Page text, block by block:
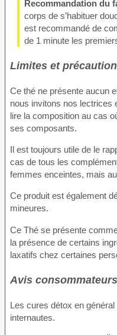
Recommandation du
corps de s’habituer
est recommandé de
de 1 minute les
Limites et
Ce thé ne présente aucun
nous invitons nos lectrices
lire la composition au cas
ses composants.
Il est toujours utile de le
cas de tous les
femmes enceintes, mais
Ce produit est également
mineures.
Ce Thé se présente
la présence de certains
laxatifs chez certaines
Avis consommateurs
Les cures détox en
internautes.